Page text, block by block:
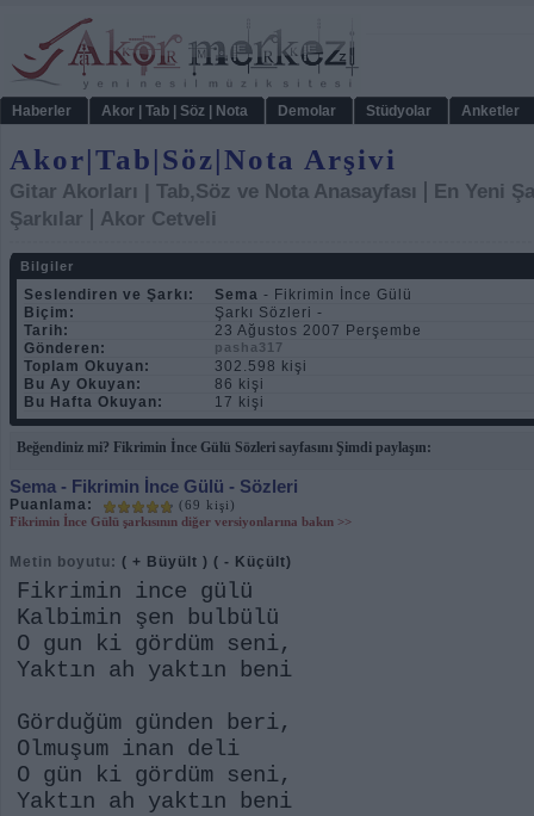
Haberler Akor | Tab | Söz | Nota Demolar Stüdyolar Anketler
Akor|Tab|Söz|Nota Arşivi
Gitar Akorları | Tab,Söz ve Nota Anasayfası | En Yeni
Şarkılar | Akor Cetveli
Bilgiler
Seslendiren ve Şarkı: Sema - Fikrimin İnce Gülü
Biçim:
Şarkı Sözleri -
Tarih:
23 Ağustos 2007 Perşembe
Gönderen:
pasha317
Toplam Okuyan:
302.598 kişi
Bu Ay Okuyan:
86 kişi
Bu Hafta Okuyan:
17 kişi
Beğendiniz mi? Fikrimin İnce Gülü Sözleri sayfasını Şimdi paylaşın:
Sema - Fikrimin İnce Gülü - Sözleri
Puanlama:
(69 kişi)
Fikrimin İnce Gülü şarkısının diğer versiyonlarına bakın >>
Metin boyutu: ( + Büyült ) ( - Küçült)
Fikrimin ince gülü
Kalbimin şen bulbülü
O gun ki gördüm seni,
Yaktın ah yaktın beni
Görduğüm günden beri,
Olmuşum inan deli
O gün ki gördüm seni,
Yaktın ah yaktın beni